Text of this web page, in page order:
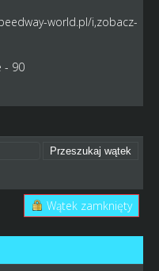
world.pl/i,zobacz-
- 90
Wątek zamknięty